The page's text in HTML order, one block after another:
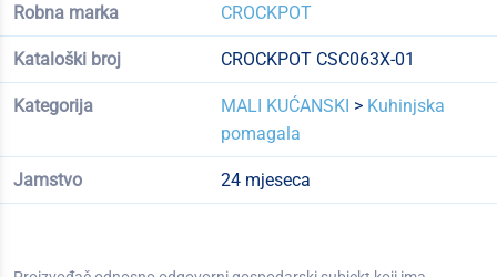
Robna marka CROCKPOT
Kataloški broj CROCKPOT CSC063X-01
Kategorija MALI KUĆANSKI > Kuhinjska
pomagala
Jamstvo 24 mjeseca